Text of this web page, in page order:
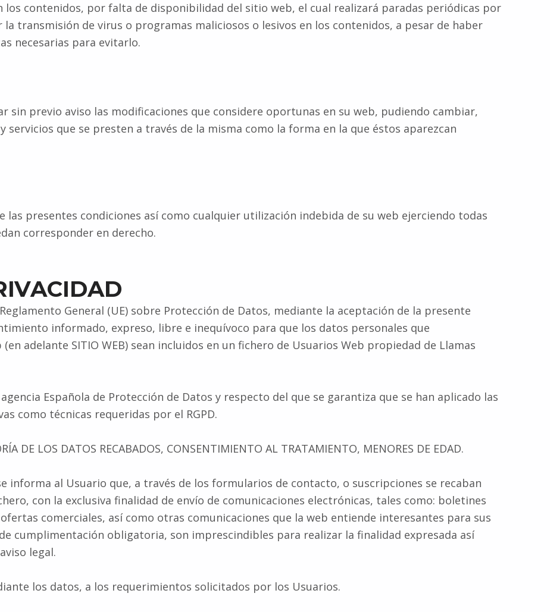
contenidos, por falta de disponibilidad del sitio web, el cual realizará paradas periódicas por
transmisión de virus o programas maliciosos o lesivos en los contenidos, a pesar de haber
necesarias para evitarlo.
sin previo aviso las modificaciones que considere oportunas en su web, pudiendo cambiar,
que se presten a través de la misma como la forma en la que éstos aparezcan
presentes condiciones así como cualquier utilización indebida de su web ejerciendo todas
corresponder en derecho.
General (UE) sobre Protección de Datos, mediante la aceptación de la presente
informado, expreso, libre e inequívoco para que los datos personales que
adelante SITIO WEB) sean incluidos en un fichero de Usuarios Web propiedad de Llamas
Española de Protección de Datos y respecto del que se garantiza que se han aplicado las
como técnicas requeridas por el RGPD.
DE LOS DATOS RECABADOS, CONSENTIMIENTO AL TRATAMIENTO, MENORES DE EDAD.
informa al Usuario que, a través de los formularios de contacto, o suscripciones se recaban
con la exclusiva finalidad de envío de comunicaciones electrónicas, tales como: boletines
comerciales, así como otras comunicaciones que la web entiende interesantes para sus
cumplimentación obligatoria, son imprescindibles para realizar la finalidad expresada así
legal.
los datos, a los requerimientos solicitados por los Usuarios.